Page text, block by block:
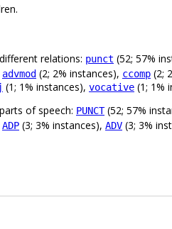
relations: punct (52; 57%
advmod (2; 2% instances), ccomp (2;
(1; 1% instances), vocative (1; 1%
of speech: PUNCT(52; 57%
ADP (3; 3% instances), ADV (3; 3%